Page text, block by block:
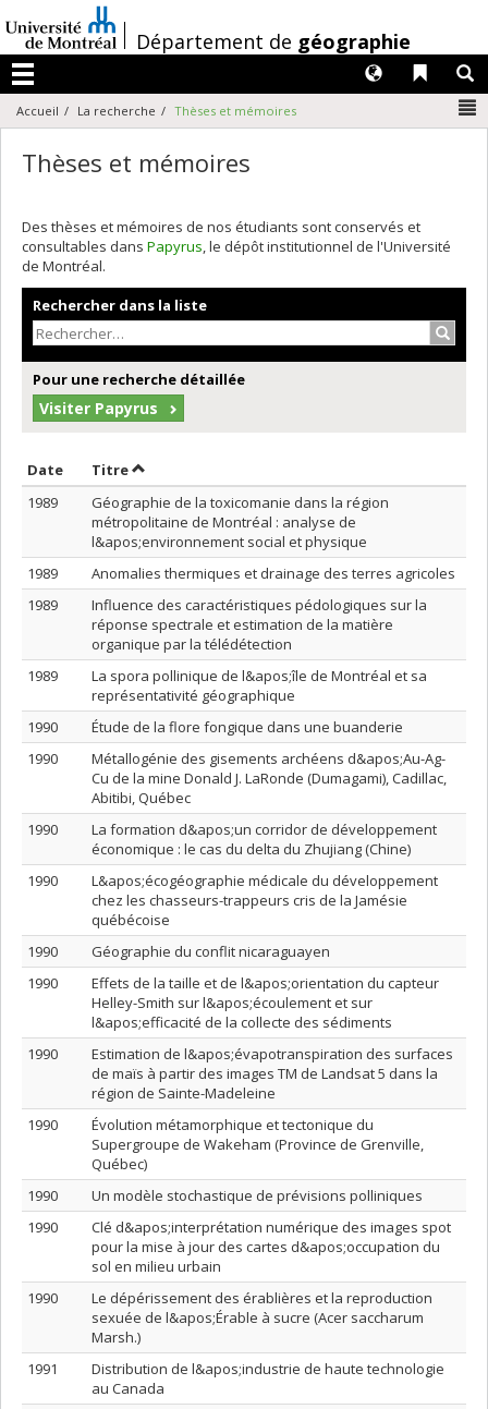
au
contenu
/Département de géographie
Menu
Liens
Langues
Accueil La recherche Thèses et mémoires
Thèses et mémoires
Des thèses et mémoires de nos étudiants sont conservés et
consultables dans Papyrus, le dépôt institutionnel de l'Université
de Montréal.
Rechercher dans la liste
Pour une recherche détaillée
Visiter Papyrus
Date Trier par date en ordre décroissant
TitreTrier par titre en ordre décroissant
1989
Géographie de la toxicomanie dans la région
métropolitaine de Montréal : analyse de
l&apos;environnement social et physique
1989
Anomalies thermiques et drainage des terres agricoles
1989
Influence des caractéristiques pédologiques sur la
réponse spectrale et estimation de la matière
organique par la télédétection
1989
La spora pollinique de l&apos;île de Montréal et sa
représentativité géographique
1990
Étude de la flore fongique dans une buanderie
1990
Métallogénie des gisements archéens d&apos;Au-Ag-
Cu de la mine Donald J. LaRonde (Dumagami), Cadillac,
Abitibi, Québec
1990
La formation d&apos;un corridor de développement
économique : le cas du delta du Zhujiang (Chine)
1990
L&apos;écogéographie médicale du développement
chez les chasseurs-trappeurs cris de la Jamésie
québécoise
1990
Géographie du conflit nicaraguayen
1990
Effets de la taille et de l&apos;orientation du capteur
Helley-Smith sur l&apos;écoulement et sur
l&apos;efficacité de la collecte des sédiments
1990
Estimation de l&apos;évapotranspiration des surfaces
de maïs à partir des images TM de Landsat 5 dans la
région de Sainte-Madeleine
1990
Évolution métamorphique et tectonique du
Supergroupe de Wakeham (Province de Grenville,
Québec)
1990
Un modèle stochastique de prévisions polliniques
1990
Clé d&apos;interprétation numérique des images spot
pour la mise à jour des cartes d&apos;occupation du
sol en milieu urbain
1990
Le dépérissement des érablières et la reproduction
sexuée de l&apos;Érable à sucre (Acer saccharum
Marsh.)
1991
Distribution de l&apos;industrie de haute technologie
au Canada